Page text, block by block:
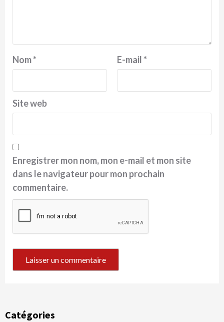
Nom* E-mail*
Site web
Enregistrer mon nom, mon e-mail et mon site
dans le navigateur pour mon prochain
commentaire.
Catégories